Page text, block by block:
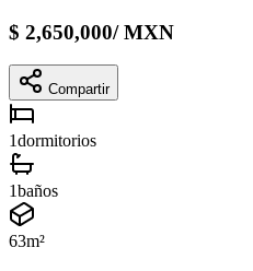
$ 2,650,000/MXN
Compartir
1dormitorios
1baños
63m²